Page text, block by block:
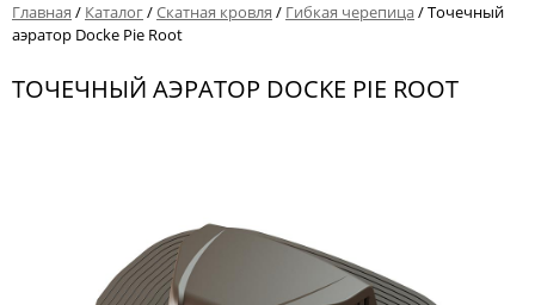
Главная / Каталог/Скатная кровля / Гибкая черепица/Точечный
аэратор Docke Pie Root
ТОЧЕЧНЫЙ АЭРАТОР DOCKE PIE ROOT